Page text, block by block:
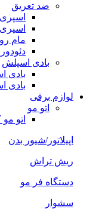
ضد تعریق
مام
بادی اسپلش
بادی
بادی
لوازم برقی
اتو مو
اتو مو
اپیلاتور/شیور بدن
ریش تراش
دستگاه فر مو
سشوار